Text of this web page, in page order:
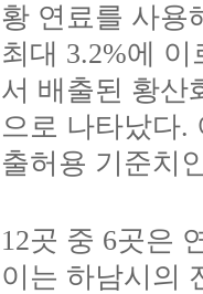
황 연료를 사용
최대 3.2%에 이
서 배출된 황산
으로 나타났다.
출허용 기준치
12곳 중 6곳은
이는 하남시의